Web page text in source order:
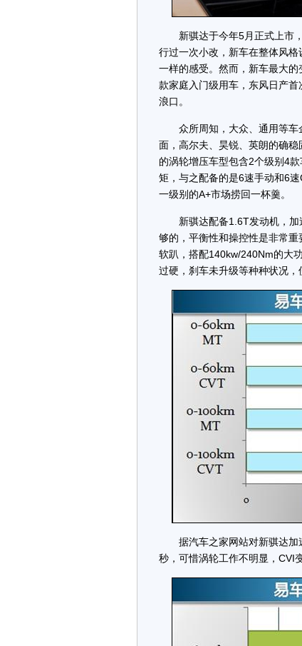
新骐达于今年5月正式上市，
行过一次小改，新车在整体风
一样的感受。然而，新车最大
款家庭入门级用车，东风日产
浪口。
众所周知，大众、通用等车
面，高尔夫、昊锐、英朗的确
的涡轮增压车型包含2个级别4
矩，与之配备的是6速手动和6
一级别的A+市场捞回一杯羹。
新骐达配备1.6T发动机，加
够的，平衡性和操控性是非常
软趴，搭配140kw/240Nm的大
过硬，刹车未升级等种种状况，
据汽车之家网站对新骐达加
秒，可惜涡轮工作不明显，CVI